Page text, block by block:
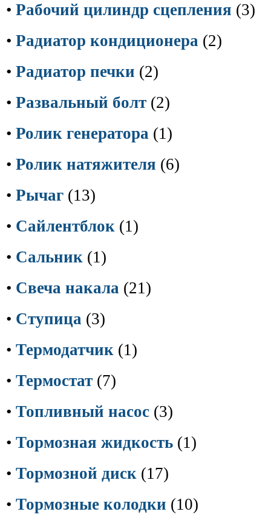
• Рабочий цилиндр сцепления (3)
• Радиатор кондиционера (2)
• Радиатор печки (2)
• Развальный болт (2)
• Ролик генератора (1)
• Ролик натяжителя (6)
• Рычаг (13)
• Сайлентблок (1)
• Сальник (1)
• Свеча накала (21)
• Ступица (3)
• Термодатчик (1)
• Термостат (7)
• Топливный насос (3)
• Тормозная жидкость (1)
• Тормозной диск (17)
• Тормозные колодки (10)